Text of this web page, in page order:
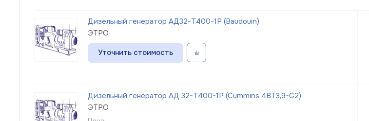
Дизельный генератор АД32-Т400-1Р (Baudouin)
ЭТРО
Уточнить стоимость
Дизельный генератор АД 32-Т400-1Р (Cummins 4BT3,9-G2)
ЭТРО